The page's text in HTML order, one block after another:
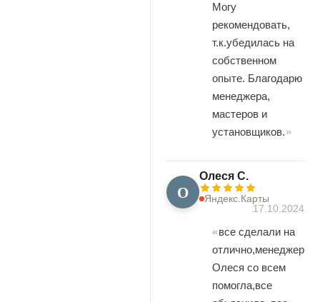
Могу
рекомендовать,
т.к.убедилась на
собственном
опыте. Благодарю
менеджера,
мастеров и
установщиков.
О
Олеся С.
Яндекс.Карты
17.10.2024
все сделали на
отлично,менеджер
Олеся со всем
помогла,все